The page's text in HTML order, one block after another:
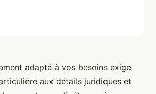
adapté à vos besoins exige
aux détails juridiques et